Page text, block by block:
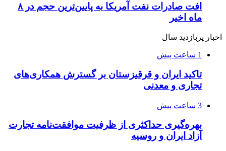
افت صادرات نفت آمریکا به پایین‌ترین حجم در ۸
ماه اخیر
اخبار پربازدید سال
1 ساعت پیش
تاکید ایران و قرقیزستان بر گسترش همکاری‌های
تجاری و معدنی
3 ساعت پیش
بهره‌گیری حداکثری از ظرفیت موافقت‌نامه تجارت
آزاد ایران و روسیه